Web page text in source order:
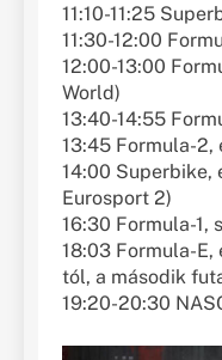
11:10-11:25
11:30-12:00
12:00-13:00
World)
13:40-14:55
13:45 Formula-2,
14:00 Superbike,
Eurosport 2)
16:30 Formula-1,
18:03 Formula-E,
tól, a második
19:20-20:30